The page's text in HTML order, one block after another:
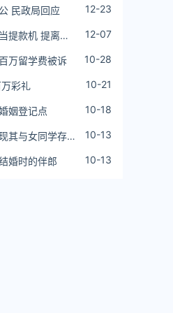
民政局回应 12-23
提款机 提离婚
12-07
万留学费被诉 10-28
彩礼 10-21
姻登记点 10-18
其与女同学存婚
10-13
婚时的伴郎 10-13